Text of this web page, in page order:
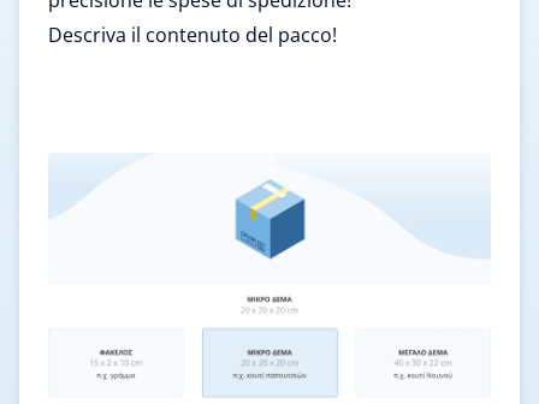
Descriva il contenuto del pacco!